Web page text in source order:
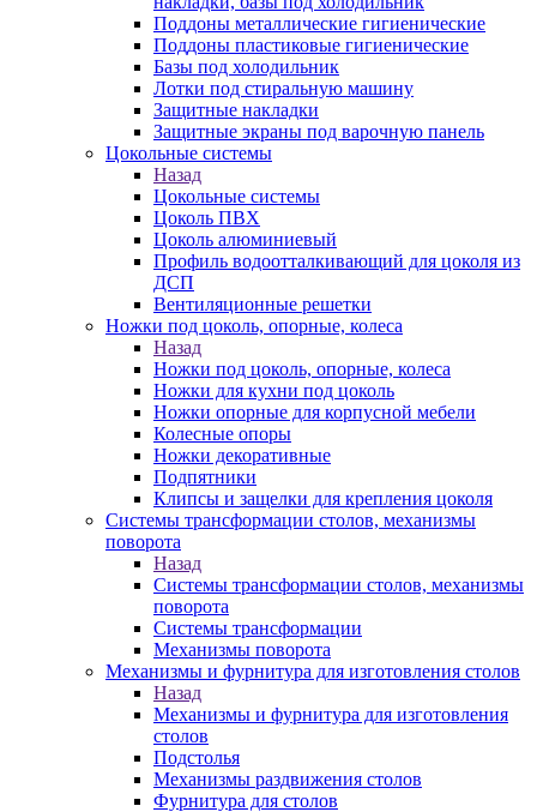
Поддоны металлические гигиенические
Поддоны пластиковые гигиенические
Базы под холодильник
Лотки под стиральную машину
Защитные накладки
Защитные экраны под варочную панель
Цокольные системы
Назад
Цокольные системы
Цоколь ПВХ
Цоколь алюминиевый
Профиль водоотталкивающий для цоколя из
ДСП
Вентиляционные решетки
Ножки под цоколь, опорные, колеса
Назад
Ножки под цоколь, опорные, колеса
Ножки для кухни под цоколь
Ножки опорные для корпусной мебели
Колесные опоры
Ножки декоративные
Подпятники
Клипсы и защелки для крепления цоколя
Системы трансформации столов, механизмы
поворота
Назад
Системы трансформации столов, механизмы
поворота
Системы трансформации
Механизмы поворота
Механизмы и фурнитура для изготовления столов
Назад
Механизмы и фурнитура для изготовления
столов
Подстолья
Механизмы раздвижения столов
Фурнитура для столов